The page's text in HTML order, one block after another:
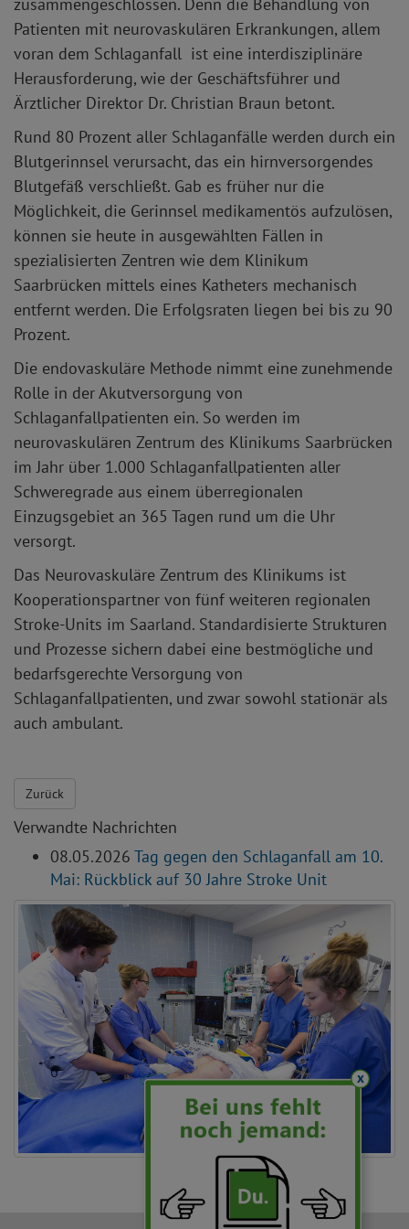
zusammengeschlossen. Denn die Behandlung von
Patienten mit neurovaskulären Erkrankungen, allem
voran dem Schlaganfall ist eine interdisziplinäre
Herausforderung, wie der Geschäftsführer und
Ärztlicher Direktor Dr. Christian Braun betont.
Rund 80 Prozent aller Schlaganfälle werden durch ein
Blutgerinnsel verursacht, das ein hirnversorgendes
Blutgefäß verschließt. Gab es früher nur die
Möglichkeit, die Gerinnsel medikamentös aufzulösen,
können sie heute in ausgewählten Fällen in
spezialisierten Zentren wie dem Klinikum
Saarbrücken mittels eines Katheters mechanisch
entfernt werden. Die Erfolgsraten liegen bei bis zu 90
Prozent.
Die endovaskuläre Methode nimmt eine zunehmende
Rolle in der Akutversorgung von
Schlaganfallpatienten ein. So werden im
neurovaskulären Zentrum des Klinikums Saarbrücken
im Jahr über 1.000 Schlaganfallpatienten aller
Schweregrade aus einem überregionalen
Einzugsgebiet an 365 Tagen rund um die Uhr
versorgt.
Das Neurovaskuläre Zentrum des Klinikums ist
Kooperationspartner von fünf weiteren regionalen
Stroke-Units im Saarland. Standardisierte Strukturen
und Prozesse sichern dabei eine bestmögliche und
bedarfsgerechte Versorgung von
Schlaganfallpatienten, und zwar sowohl stationär als
auch ambulant.
Zurück
Verwandte Nachrichten
08.05.2026 Tag gegen den Schlaganfall am 10.
Mai: Rückblick auf 30 Jahre Stroke Unit
x